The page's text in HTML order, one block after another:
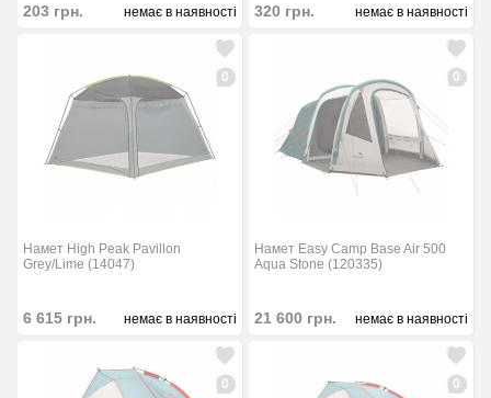
203 грн. немає в наявності 320 грн. немає в наявності
0
Намет High Peak Pavillon
Grey/Lime (14047)
6 615 грн. немає в наявності
0
Намет Easy Camp Base Air 500
Aqua Stone (120335)
21 600 грн. немає в наявності
0 0